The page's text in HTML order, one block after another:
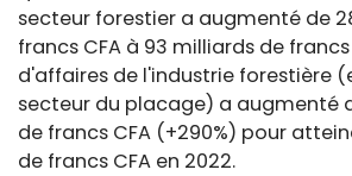
secteur forestier a augmenté de
francs CFA à 93 milliards de francs
d'affaires de l'industrie forestière
secteur du placage) a augmenté
de francs CFA (+290%) pour
de francs CFA en 2022.